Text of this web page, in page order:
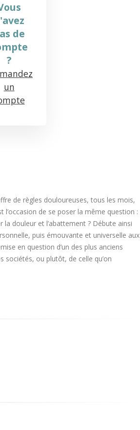
de
?
un
de règles douloureuses, tous les mois,
l’occasion de se poser la même question :
douleur et l’abattement ? Débute ainsi
puis émouvante et universelle aux
en question d’un des plus anciens
ou plutôt, de celle qu’on